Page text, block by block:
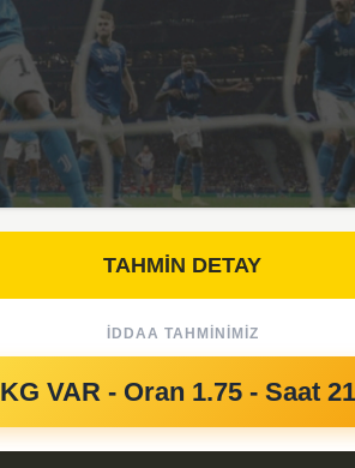
TAHMİN DETAY
İDDAA TAHMINIMIZ
KG VAR - Oran 1.75 - Saat